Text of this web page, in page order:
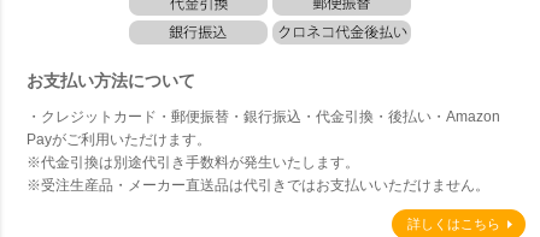
お支払い方法について
・クレジットカード・郵便振替・銀行振込・代金引換・後払い・Amazon
Payがご利用いただけます。
※代金引換は別途代引き手数料が発生いたします。
※受注生産品・メーカー直送品は代引きではお支払いいただけません。
詳しくはこちら